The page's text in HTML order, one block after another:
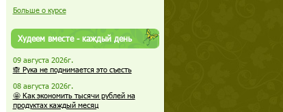
Больше о курсе
Худеем вместе - каждый день
09 августа 2026г.
🙈 Рука не поднимается это съесть
08 августа 2026г.
🤩 Как экономить тысячи рублей на
продуктах каждый месяц